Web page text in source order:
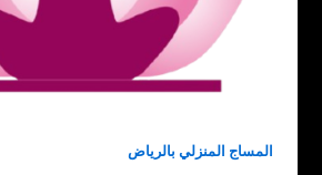
المساج المنزلي بالرياض